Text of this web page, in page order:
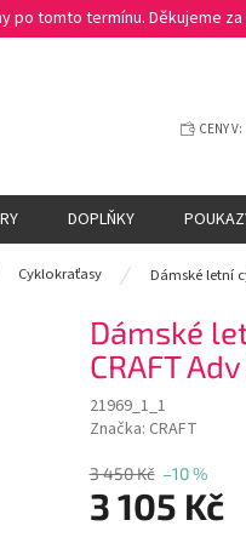
po tomto termínu. Děkujeme
CENY V:
DOPLŇKY
Cyklokraťasy Dámské letní
Dámské
CRAFT
21969_1_1
Značka: CRAFT
3 450 Kč –10 %
3 105 Kč